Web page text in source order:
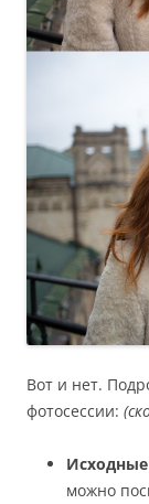
Вот и нет.
фотосессии:
можно